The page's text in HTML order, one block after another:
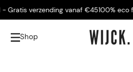
verzending vanaf €45100% eco
Shop